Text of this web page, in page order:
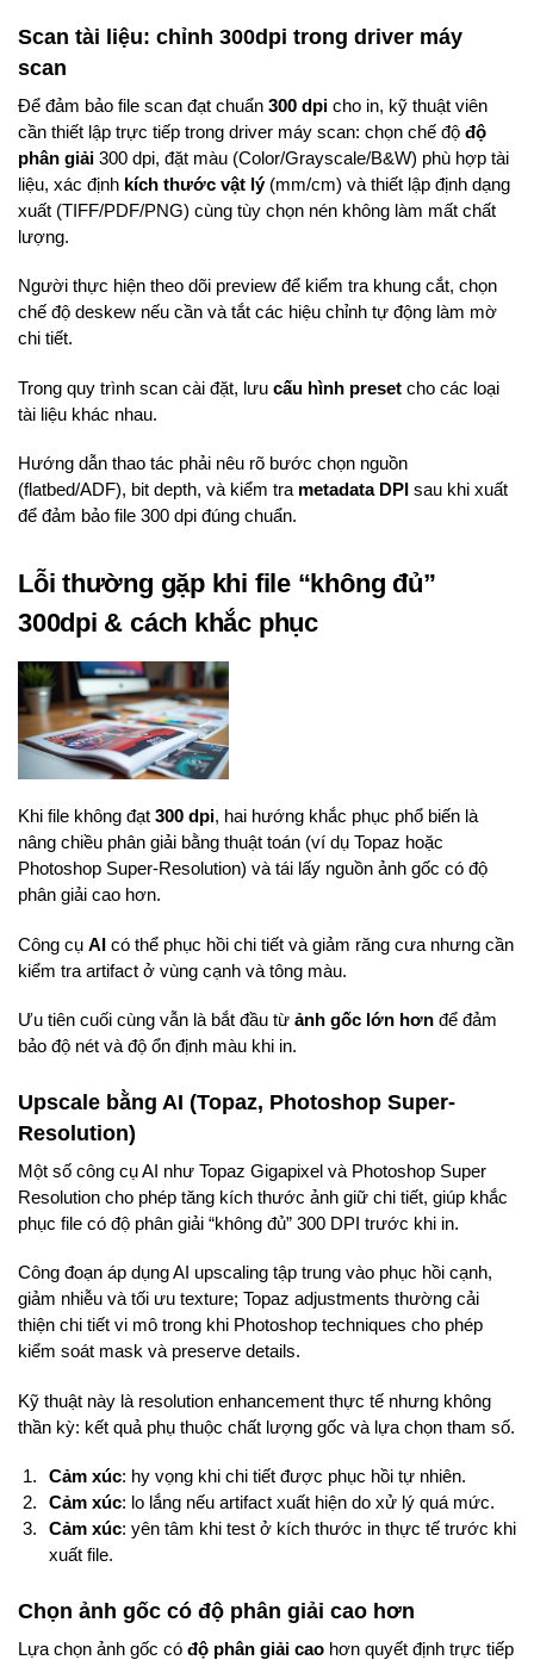
Scan tài liệu: chỉnh 300dpi trong driver máy
scan
Để đảm bảo file scan đạt chuẩn 300 dpi cho in, kỹ thuật viên
cần thiết lập trực tiếp trong driver máy scan: chọn chế độ độ
phân giải 300 dpi, đặt màu (Color/Grayscale/B&W) phù hợp tài
liệu, xác định kích thước vật lý(mm/cm) và thiết lập định dạng
xuất (TIFF/PDF/PNG) cùng tùy chọn nén không làm mất chất
lượng.
Người thực hiện theo dõi preview để kiểm tra khung cắt, chọn
chế độ deskew nếu cần và tắt các hiệu chỉnh tự động làm mờ
chi tiết.
Trong quy trình scan cài đặt, lưu cấu hình preset cho các loại
tài liệu khác nhau.
Hướng dẫn thao tác phải nêu rõ bước chọn nguồn
(flatbed/ADF), bit depth, và kiểm tra metadata DPI sau khi xuất
để đảm bảo file 300 dpi đúng chuẩn.
Lỗi thường gặp khi file “không đủ”
300dpi & cách khắc phục
Khi file không đạt 300 dpi, hai hướng khắc phục phổ biến là
nâng chiều phân giải bằng thuật toán (ví dụ Topaz hoặc
Photoshop Super‑Resolution) và tái lấy nguồn ảnh gốc có độ
phân giải cao hơn.
Công cụ AI có thể phục hồi chi tiết và giảm răng cưa nhưng cần
kiểm tra artifact ở vùng cạnh và tông màu.
Ưu tiên cuối cùng vẫn là bắt đầu từ ảnh gốc lớn hơn để đảm
bảo độ nét và độ ổn định màu khi in.
Upscale bằng AI (Topaz, Photoshop Super-
Resolution)
Một số công cụ AI như Topaz Gigapixel và Photoshop Super
Resolution cho phép tăng kích thước ảnh giữ chi tiết, giúp khắc
phục file có độ phân giải “không đủ” 300 DPI trước khi in.
Công đoạn áp dụng AI upscaling tập trung vào phục hồi cạnh,
giảm nhiễu và tối ưu texture; Topaz adjustments thường cải
thiện chi tiết vi mô trong khi Photoshop techniques cho phép
kiểm soát mask và preserve details.
Kỹ thuật này là resolution enhancement thực tế nhưng không
thần kỳ: kết quả phụ thuộc chất lượng gốc và lựa chọn tham số.
Cảm xúc: hy vọng khi chi tiết được phục hồi tự nhiên.
Cảm xúc: lo lắng nếu artifact xuất hiện do xử lý quá mức.
Cảm xúc: yên tâm khi test ở kích thước in thực tế trước khi
xuất file.
Chọn ảnh gốc có độ phân giải cao hơn
Lựa chọn ảnh gốc có độ phân giải cao hơn quyết định trực tiếp